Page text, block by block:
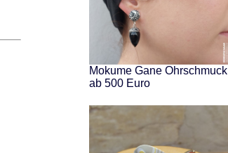
Mokume Gane Ohrschmuck
ab 500 Euro